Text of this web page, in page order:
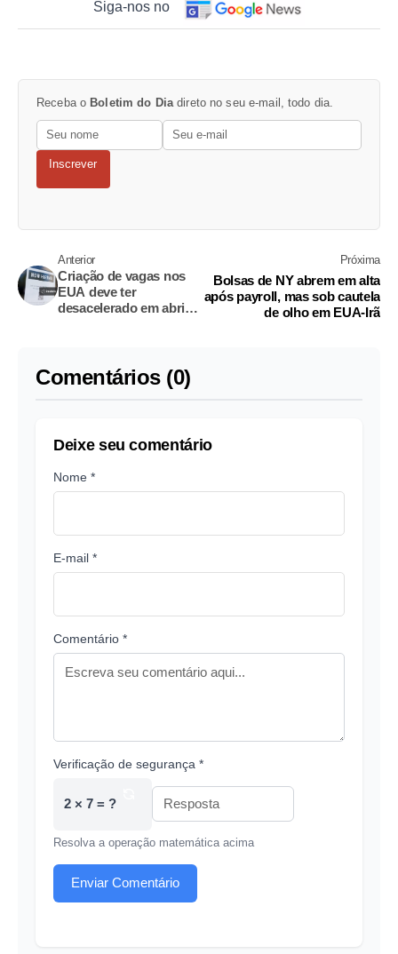
Siga-nos no
Receba o Boletim do Diadireto no seu e-mail, todo dia.
Inscrever
Anterior
Criação de vagas nos
EUA deve ter
desacelerado em abril
Próxima
Bolsas de NY abrem em alta
após payroll, mas sob cautela
de olho em EUA-Irã
Comentários (0)
Deixe seu comentário
Nome *
E-mail *
Comentário *
Verificação de segurança *
2 × 7 = ?
Resolva a operação matemática acima
Enviar Comentário